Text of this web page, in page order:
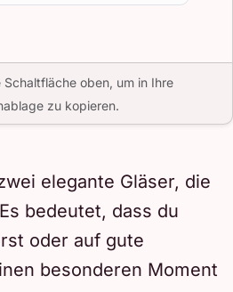
Schaltfläche oben, um in Ihre
zu kopieren.
elegante Gläser, die
bedeutet, dass du
oder auf gute
besonderen Moment